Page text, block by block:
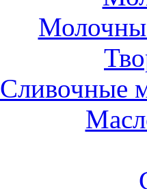
Сливочные